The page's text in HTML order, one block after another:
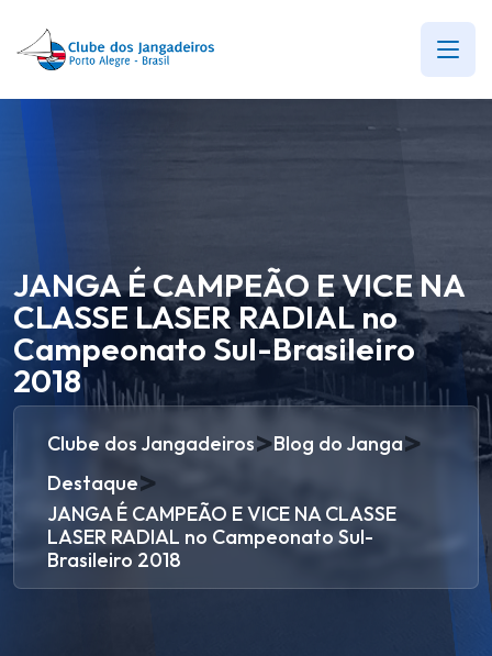
JANGA É CAMPEÃO E VICE NA
CLASSE LASER RADIAL no
Campeonato Sul-Brasileiro
2018
Clube dos Jangadeiros>Blog do Janga>
Destaque>
JANGA É CAMPEÃO E VICE NA CLASSE
LASER RADIAL no Campeonato Sul-
Brasileiro 2018